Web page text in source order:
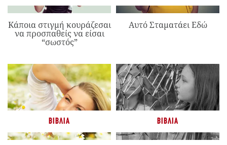
Κάποια στιγμή κουράζεσαι
να προσπαθείς να είσαι
“σωστός”
Αυτό Σταματάει Εδώ
ΒΙΒΛΊΑ ΒΙΒΛΊΑ